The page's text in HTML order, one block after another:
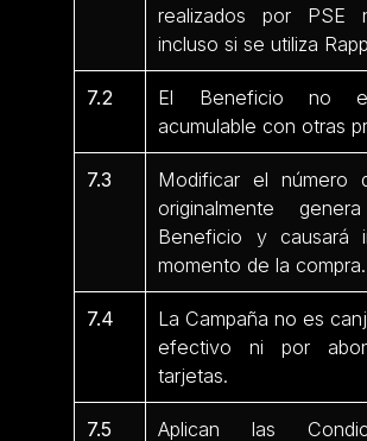
realizados por PSE
incluso si se utiliza
7.2
El Beneficio no
acumulable con otras
7.3
Modificar el número
originalmente
Beneficio y causará
momento de la compra.
7.4
La Campaña no es
efectivo ni por
tarjetas.
7.5
Aplican las